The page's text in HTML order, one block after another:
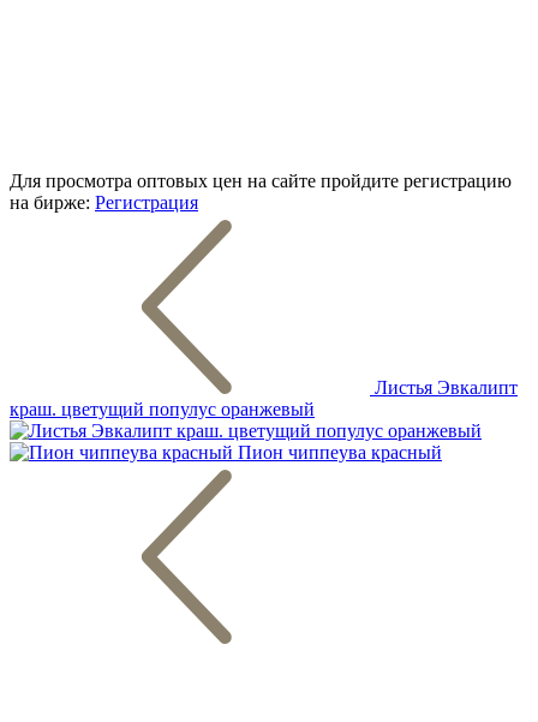
Для просмотра оптовых цен на сайте пройдите регистрацию
на бирже: Регистрация
Листья Эвкалипт
краш. цветущий популус оранжевый
Пион чиппеува красный